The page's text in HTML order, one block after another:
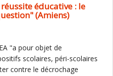
éducative : le
(Amiens)
"a pour objet de
scolaires, péri-scolaires
contre le décrochage